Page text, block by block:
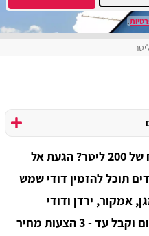
.
מחפש להזמין או לתקן דוד בנפח של 200 ליטר? הגעת אל
תוכל להזמין דודי שמש
אמקור, ירדן ודודי
נמרוד. הזמן כעת מהטובים בתחום וקבל עד - 3 הצעות מחיר